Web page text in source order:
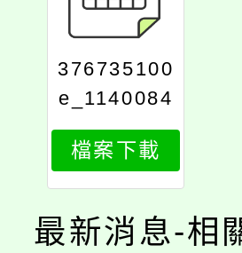
376735100
e_1140084
439_attach
1
檔案下載
最新消息-相